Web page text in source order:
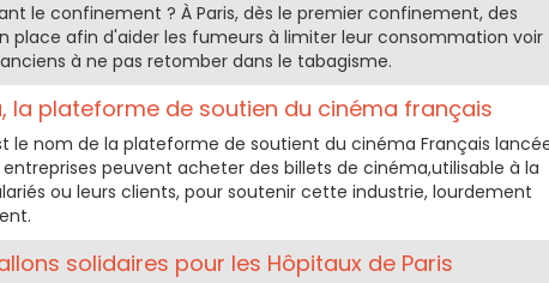
le confinement ? À Paris, dès le premier confinement, des
place afin d'aider les fumeurs à limiter leur consommation voir
à ne pas retomber dans le tabagisme.
la plateforme de soutien du cinéma français
le nom de la plateforme de soutient du cinéma Français
entreprises peuvent acheter des billets de cinéma,utilisable à la
ou leurs clients, pour soutenir cette industrie, lourdement
solidaires pour les Hôpitaux de Paris